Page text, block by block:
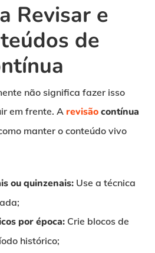
Revisar e
de
não significa fazer isso
em frente. A revisãocontínua
manter o conteúdo vivo
ou quinzenais:Use a técnica
por época:Crie blocos de
histórico;